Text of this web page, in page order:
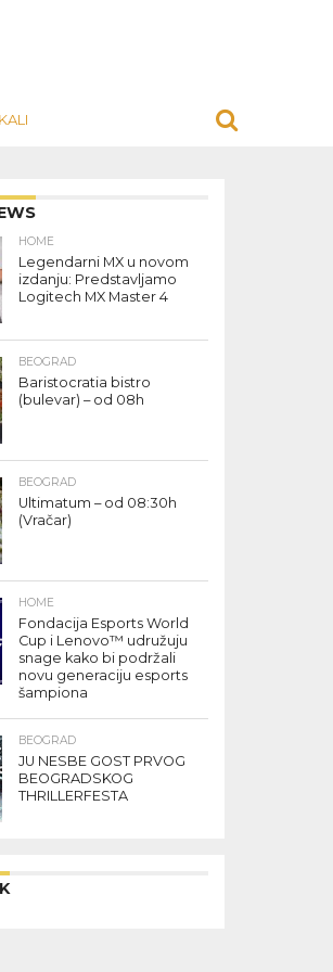
HOME
Legendarni MX u novom
izdanju: Predstavljamo
Logitech MX Master 4
BEOGRAD
Baristocratia bistro
(bulevar) – od 08h
BEOGRAD
Ultimatum – od 08:30h
(Vračar)
HOME
Fondacija Esports World
Cup i Lenovo™ udružuju
snage kako bi podržali
novu generaciju esports
šampiona
BEOGRAD
JU NESBE GOST PRVOG
BEOGRADSKOG
THRILLERFESTA